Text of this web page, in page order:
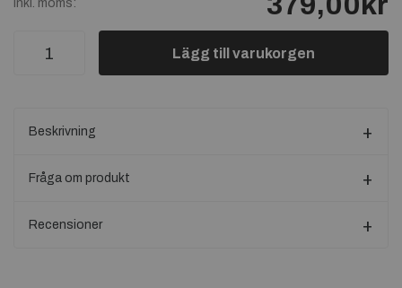
Inkl. moms:
Lägg till varukorgen
Beskrivning
Fråga om produkt
Recensioner